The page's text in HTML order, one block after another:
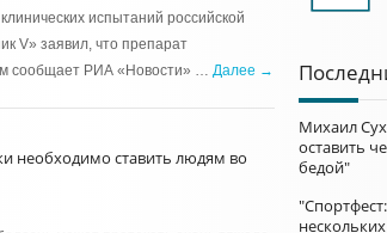
испытаний российской
V» заявил, что препарат
сообщает РИА «Новости» … Далее →
необходимо ставить людям во
Михаил
оставить
бедой"